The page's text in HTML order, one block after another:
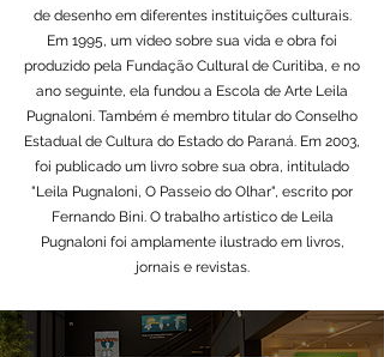
de desenho em diferentes instituições culturais.
Em 1995, um vídeo sobre sua vida e obra foi
produzido pela Fundação Cultural de Curitiba, e no
ano seguinte, ela fundou a Escola de Arte Leila
Pugnaloni. Também é membro titular do Conselho
Estadual de Cultura do Estado do Paraná. Em 2003,
foi publicado um livro sobre sua obra, intitulado
"Leila Pugnaloni, O Passeio do Olhar", escrito por
Fernando Bini. O trabalho artístico de Leila
Pugnaloni foi amplamente ilustrado em livros,
jornais e revistas.